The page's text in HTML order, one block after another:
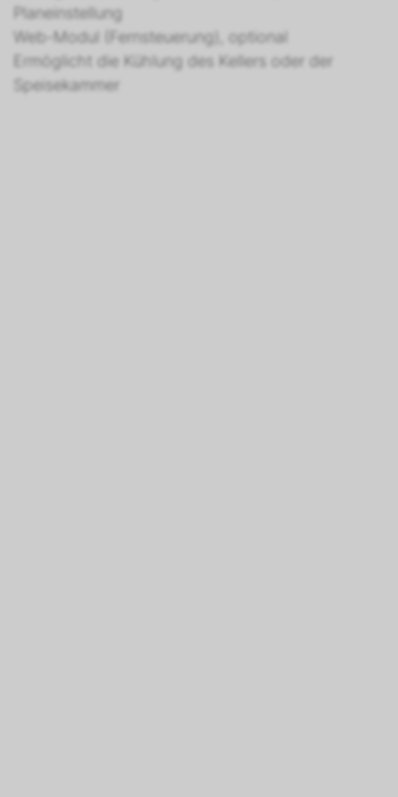
Planeinstellung
Web-Modul (Fernsteuerung), optional
Ermöglicht die Kühlung des Kellers oder der
Speisekammer